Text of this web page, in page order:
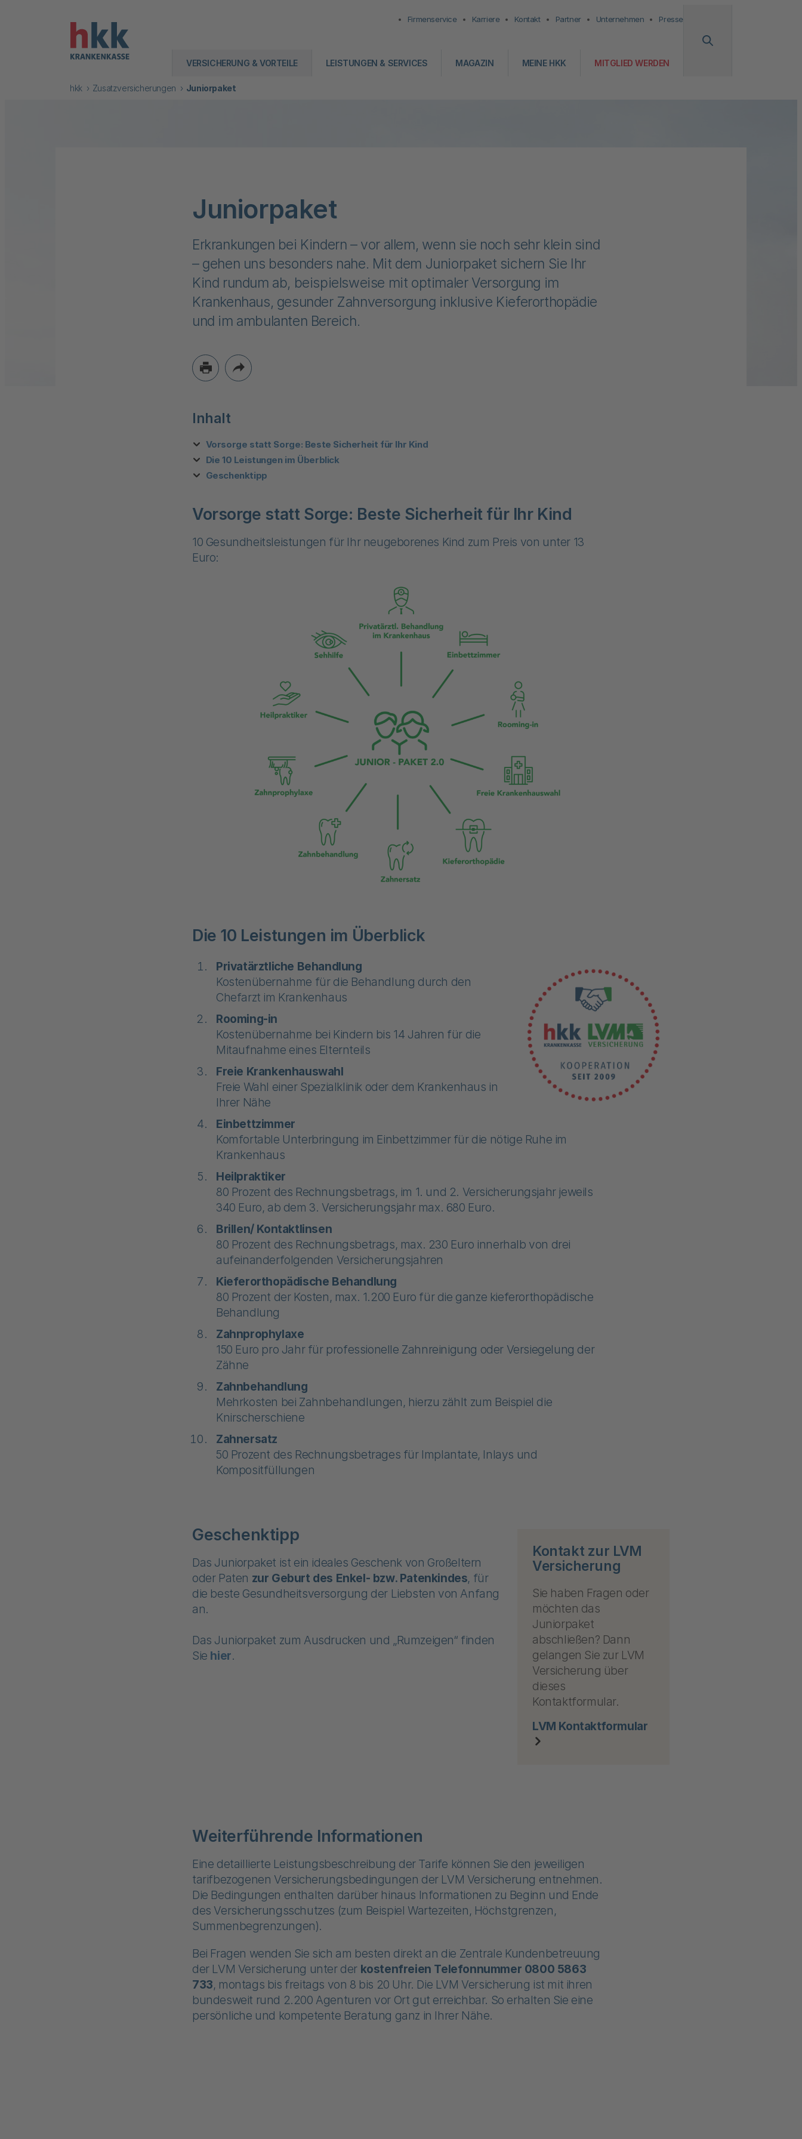
Firmenservice Karriere Kontakt Partner Unternehmen Presse
VERSICHERUNG & VORTEILE LEISTUNGEN & SERVICES MAGAZIN MEINE HKK MITGLIED WERDEN
hkk Zusatzversicherungen Juniorpaket
Juniorpaket
Erkrankungen bei Kindern – vor allem, wenn sie noch sehr klein sind
– gehen uns besonders nahe. Mit dem Juniorpaket sichern Sie Ihr
Kind rundum ab, beispielsweise mit optimaler Versorgung im
Krankenhaus, gesunder Zahnversorgung inklusive Kieferorthopädie
und im ambulanten Bereich.
Inhalt
Vorsorge statt Sorge: Beste Sicherheit für Ihr Kind
Die 10 Leistungen im Überblick
Geschenktipp
Vorsorge statt Sorge: Beste Sicherheit für Ihr Kind
10 Gesundheitsleistungen für Ihr neugeborenes Kind zum Preis von unter 13
Euro:
Die 10 Leistungen im Überblick
Privatärztliche Behandlung
Kostenübernahme für die Behandlung durch den
Chefarzt im Krankenhaus
Rooming-in
Kostenübernahme bei Kindern bis 14 Jahren für die
Mitaufnahme eines Elternteils
Freie Krankenhauswahl
Freie Wahl einer Spezialklinik oder dem Krankenhaus in
Ihrer Nähe
Einbettzimmer
Komfortable Unterbringung im Einbettzimmer für die nötige Ruhe im
Krankenhaus
Heilpraktiker
80 Prozent des Rechnungsbetrags, im 1. und 2. Versicherungsjahr jeweils
340 Euro, ab dem 3. Versicherungsjahr max. 680 Euro.
Brillen/ Kontaktlinsen
80 Prozent des Rechnungsbetrags, max. 230 Euro innerhalb von drei
aufeinanderfolgenden Versicherungsjahren
Kieferorthopädische Behandlung
80 Prozent der Kosten, max. 1.200 Euro für die ganze kieferorthopädische
Behandlung
Zahnprophylaxe
150 Euro pro Jahr für professionelle Zahnreinigung oder Versiegelung der
Zähne
Zahnbehandlung
Mehrkosten bei Zahnbehandlungen, hierzu zählt zum Beispiel die
Knirscherschiene
Zahnersatz
50 Prozent des Rechnungsbetrages für Implantate, Inlays und
Kompositfüllungen
Kontakt zur LVM
Versicherung
Sie haben Fragen oder
möchten das
Juniorpaket
abschließen? Dann
gelangen Sie zur LVM
Versicherung über
dieses
Kontaktformular.
LVM Kontaktformular
Geschenktipp
Das Juniorpaket ist ein ideales Geschenk von Großeltern
oder Paten zur Geburt des Enkel- bzw. Patenkindes, für
die beste Gesundheitsversorgung der Liebsten von Anfang
an.
Das Juniorpaket zum Ausdrucken und „Rumzeigen“ finden
Sie hier.
Weiterführende Informationen
Eine detaillierte Leistungsbeschreibung der Tarife können Sie den jeweiligen
tarifbezogenen Versicherungsbedingungen der LVM Versicherung entnehmen.
Die Bedingungen enthalten darüber hinaus Informationen zu Beginn und Ende
des Versicherungsschutzes (zum Beispiel Wartezeiten, Höchstgrenzen,
Summenbegrenzungen).
Bei Fragen wenden Sie sich am besten direkt an die Zentrale Kundenbetreuung
der LVM Versicherung unter der kostenfreien Telefonnummer 0800 5863
733, montags bis freitags von 8 bis 20 Uhr. Die LVM Versicherung ist mit ihren
bundesweit rund 2.200 Agenturen vor Ort gut erreichbar. So erhalten Sie eine
persönliche und kompetente Beratung ganz in Ihrer Nähe.